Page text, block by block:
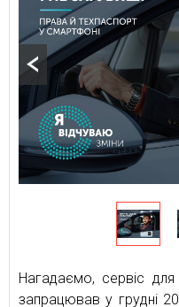
Нагадаємо, сервіс
запрацював у грудні